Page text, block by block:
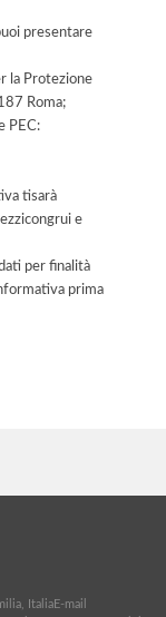
presentare
la Protezione
Roma;
PEC:
tisarà
e
per finalità
prima
ItaliaE-mail